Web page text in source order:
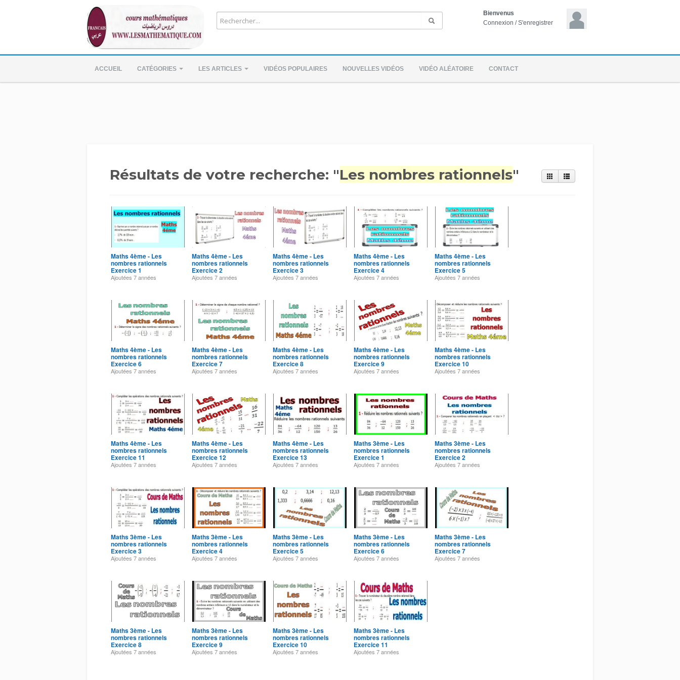
Bienvenus
Connexion /S'enregistrer
ACCUEIL CATÉGORIES LES ARTICLES VIDÉOS POPULAIRES NOUVELLES VIDÉOS VIDÉO ALÉATOIRE CONTACT
Résultats de votre recherche: "Les nombres rationnels"
Maths 4ème - Les
nombres rationnels
Exercice 1
Ajoutées 7 années
Maths 4ème - Les
nombres rationnels
Exercice 2
Ajoutées 7 années
Maths 4ème - Les
nombres rationnels
Exercice 3
Ajoutées 7 années
Maths 4ème - Les
nombres rationnels
Exercice 4
Ajoutées 7 années
Maths 4ème - Les
nombres rationnels
Exercice 5
Ajoutées 7 années
Maths 4ème - Les
nombres rationnels
Exercice 6
Ajoutées 7 années
Maths 4ème - Les
nombres rationnels
Exercice 7
Ajoutées 7 années
Maths 4ème - Les
nombres rationnels
Exercice 8
Ajoutées 7 années
Maths 4ème - Les
nombres rationnels
Exercice 9
Ajoutées 7 années
Maths 4ème - Les
nombres rationnels
Exercice 10
Ajoutées 7 années
Maths 4ème - Les
nombres rationnels
Exercice 11
Ajoutées 7 années
Maths 4ème - Les
nombres rationnels
Exercice 12
Ajoutées 7 années
Maths 4ème - Les
nombres rationnels
Exercice 13
Ajoutées 7 années
Maths 3ème - Les
nombres rationnels
Exercice 1
Ajoutées 7 années
Maths 3ème - Les
nombres rationnels
Exercice 2
Ajoutées 7 années
Maths 3ème - Les
nombres rationnels
Exercice 3
Ajoutées 7 années
Maths 3ème - Les
nombres rationnels
Exercice 4
Ajoutées 7 années
Maths 3ème - Les
nombres rationnels
Exercice 5
Ajoutées 7 années
Maths 3ème - Les
nombres rationnels
Exercice 6
Ajoutées 7 années
Maths 3ème - Les
nombres rationnels
Exercice 7
Ajoutées 7 années
Maths 3ème - Les
nombres rationnels
Exercice 8
Ajoutées 7 années
Maths 3ème - Les
nombres rationnels
Exercice 9
Ajoutées 7 années
Maths 3ème - Les
nombres rationnels
Exercice 10
Ajoutées 7 années
Maths 3ème - Les
nombres rationnels
Exercice 11
Ajoutées 7 années